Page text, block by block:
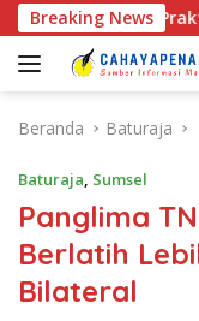
Langsung
ke
konten
Breaking News
Hukum:
Beranda Baturaja
Baturaja, Sumsel
Panglima
Berlatih
Bilateral